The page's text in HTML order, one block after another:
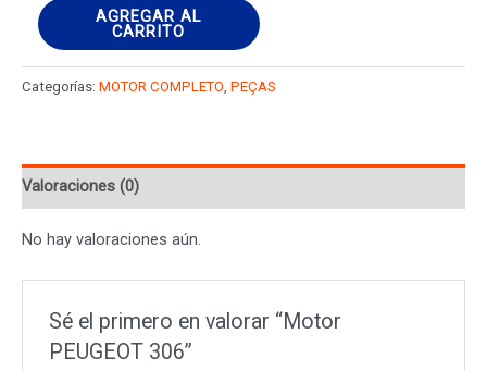
Motor
PEUGEOT
306
cantidad
AGREGAR AL
CARRITO
Categorías: MOTOR COMPLETO, PEÇAS
Valoraciones (0)
No hay valoraciones aún.
Sé el primero en valorar “Motor
PEUGEOT 306”